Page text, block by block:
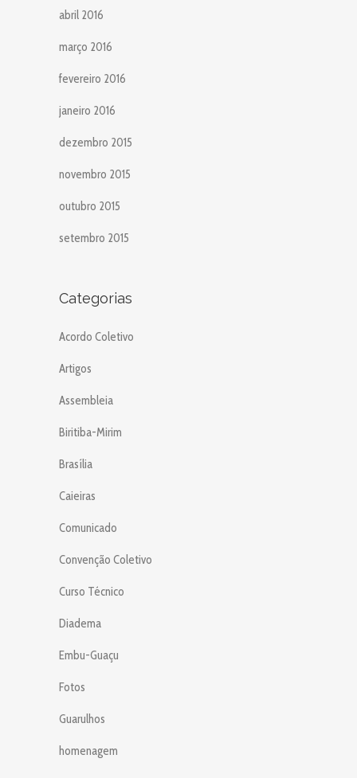
abril 2016
março 2016
fevereiro 2016
janeiro 2016
dezembro 2015
novembro 2015
outubro 2015
setembro 2015
Categorias
Acordo Coletivo
Artigos
Assembleia
Biritiba-Mirim
Brasília
Caieiras
Comunicado
Convenção Coletivo
Curso Técnico
Diadema
Embu-Guaçu
Fotos
Guarulhos
homenagem